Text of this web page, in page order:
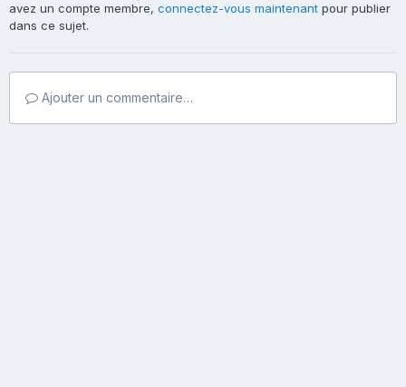
avez un compte membre, connectez-vous maintenant pour publier
dans ce sujet.
Ajouter un commentaire…